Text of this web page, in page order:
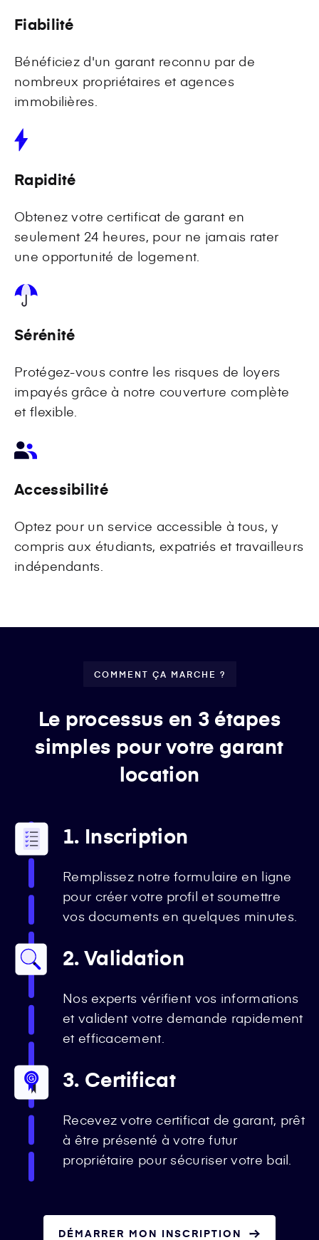
Fiabilité
Bénéficiez d'un garant reconnu par de
nombreux propriétaires et agences
immobilières.
Rapidité
Obtenez votre certificat de garant en
seulement 24 heures, pour ne jamais rater
une opportunité de logement.
Sérénité
Protégez-vous contre les risques de loyers
impayés grâce à notre couverture complète
et flexible.
Accessibilité
Optez pour un service accessible à tous, y
compris aux étudiants, expatriés et travailleurs
indépendants.
COMMENT ÇA MARCHE ?
Le processus en 3 étapes
simples pour votre garant
location
1. Inscription
Remplissez notre formulaire en ligne
pour créer votre profil et soumettre
vos documents en quelques minutes.
2. Validation
Nos experts vérifient vos informations
et valident votre demande rapidement
et efficacement.
3. Certificat
Recevez votre certificat de garant, prêt
à être présenté à votre futur
propriétaire pour sécuriser votre bail.
DÉMARRER MON INSCRIPTION